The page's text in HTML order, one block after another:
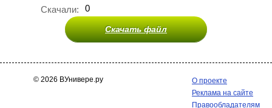
Скачали:
0
Скачать файл
© 2026 ВУнивере.ру
О проекте
Реклама на сайте
Правообладателям